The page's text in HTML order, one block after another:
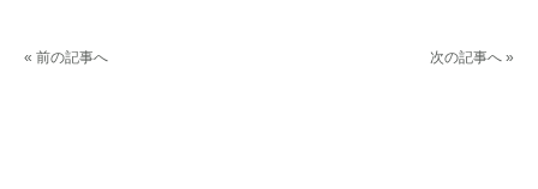
次の記事へ »
« 前の記事へ